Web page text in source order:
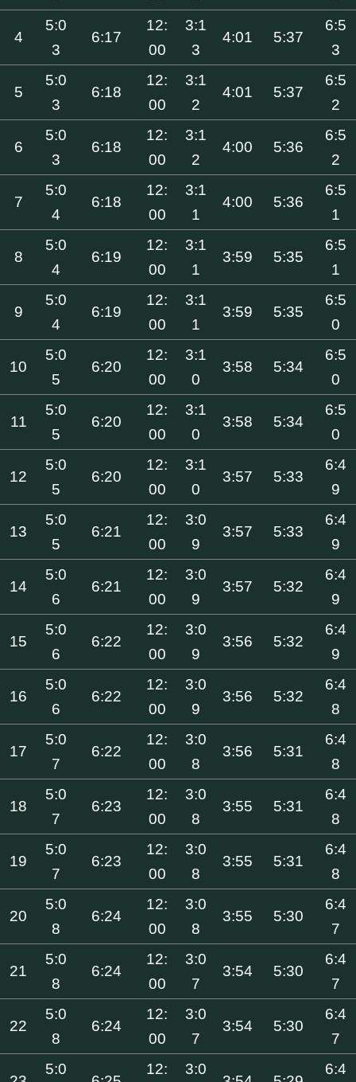
4
5:0
3
6:17
12:
00
3:1
3
4:01 5:37
6:5
3
5
5:0
3
6:18
12:
00
3:1
2
4:01 5:37
6:5
2
6
5:0
3
6:18
12:
00
3:1
2
4:00 5:36
6:5
2
7
5:0
4
6:18
12:
00
3:1
1
4:00 5:36
6:5
1
8
5:0
4
6:19
12:
00
3:1
1
3:59 5:35
6:5
1
9
5:0
4
6:19
12:
00
3:1
1
3:59 5:35
6:5
0
10
5:0
5
6:20
12:
00
3:1
0
3:58 5:34
6:5
0
11
5:0
5
6:20
12:
00
3:1
0
3:58 5:34
6:5
0
12
5:0
5
6:20
12:
00
3:1
0
3:57 5:33
6:4
9
13
5:0
5
6:21
12:
00
3:0
9
3:57 5:33
6:4
9
14
5:0
6
6:21
12:
00
3:0
9
3:57 5:32
6:4
9
15
5:0
6
6:22
12:
00
3:0
9
3:56 5:32
6:4
9
16
5:0
6
6:22
12:
00
3:0
9
3:56 5:32
6:4
8
17
5:0
7
6:22
12:
00
3:0
8
3:56 5:31
6:4
8
18
5:0
7
6:23
12:
00
3:0
8
3:55 5:31
6:4
8
19
5:0
7
6:23
12:
00
3:0
8
3:55 5:31
6:4
8
20
5:0
8
6:24
12:
00
3:0
8
3:55 5:30
6:4
7
21
5:0
8
6:24
12:
00
3:0
7
3:54 5:30
6:4
7
22
5:0
8
6:24
12:
00
3:0
7
3:54 5:30
6:4
7
5:0 12: 3:0 6:4